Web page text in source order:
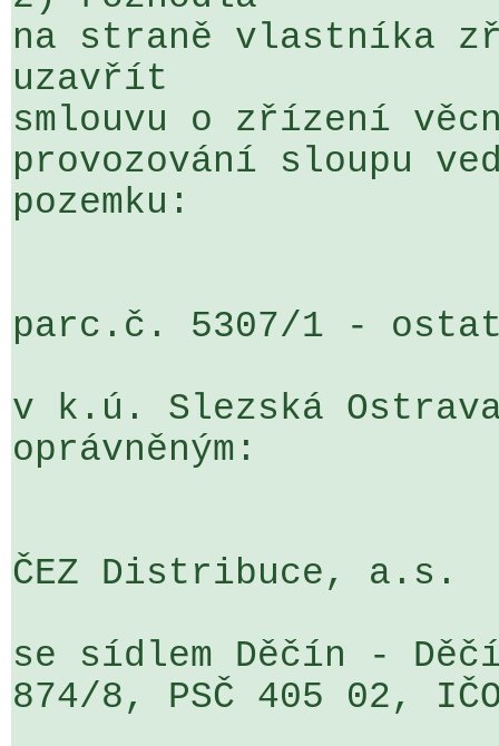
na straně vlastníka
uzavřít
smlouvu o zřízení
provozování sloupu
pozemku:
parc.č. 5307/1 -
v k.ú. Slezská
oprávněným:
ČEZ Distribuce, a.s.
se sídlem Děčín -
874/8, PSČ 405 02,